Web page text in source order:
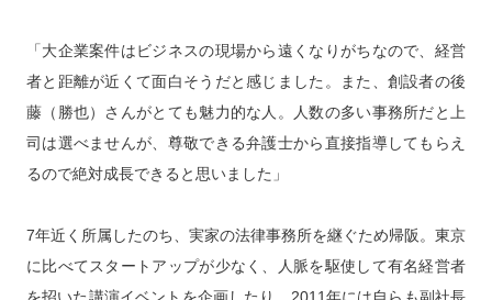
「大企業案件はビジネスの現場から遠くなりがちなので、経営
者と距離が近くて面白そうだと感じました。また、創設者の後
藤（勝也）さんがとても魅力的な人。人数の多い事務所だと上
司は選べませんが、尊敬できる弁護士から直接指導してもらえ
るので絶対成長できると思いました」
7年近く所属したのち、実家の法律事務所を継ぐため帰阪。東京
に比べてスタートアップが少なく、人脈を駆使して有名経営者